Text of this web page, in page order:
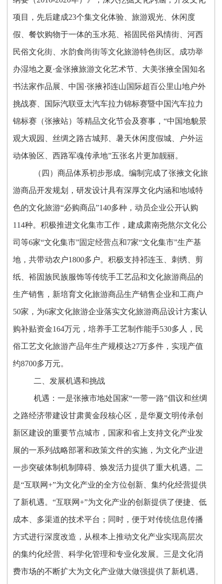
项目，先后建成23个集文化体验、旅游观光、休闲度
假、餐饮购物于一体的玉水苑、裕固民俗风情街、河西
民俗文化街、水韵食尚街等文化旅游特色街区。成功举
办湿地之夏·金张掖旅游文化艺术节、大美张掖全国知名
书法家作品展、中国·张掖祁连山国际超百公里山地户外
挑战赛、国际汽联亚太汽车拉力锦标赛暨中国汽车拉力
锦标赛（张掖站）等精品文化节会及赛事，“中国地貌景
观大观园、丝绸之路古城邦、暑天休闲度假城、户外运
动体验区、西路军魂传承地”五张名片更加靓丽。
（四）商品体系初步形成。编制完成了张掖文化旅
游商品开发规划，研发设计具有深厚文化内涵和地域特
色的文化旅游“必购商品”140多种，动员企业公开认购
114种。积极推进文化集市工作，建成肃南尧熬尔文化公
司等6家“文化集市”固定经营点和7家“文化集市”生产基
地，共带动农户1800多户。积极支持祁连玉、刺绣、剪
纸、裕固族民族服饰等传统手工艺品和文化旅游商品的
生产销售，新培育文化旅游商品生产销售企业和工商户
50家，为6家文化旅游企业落实文化旅游商品设计方案认
购补贴资金164万元，培养手工艺制作能手530多人，民
俗工艺文化旅游产品年生产规模达27万多件，实现产值
约8700多万元。
二、发展机遇和挑战
机遇：一是张掖市地处国家“一带一路”倡议和丝绸
之路经济带建设甘肃黄金段核心区，是华夏文明传承创
新区建设的重要节点城市，国家和省上支持文化产业发
展的一系列战略部署和政策文件的实施，为文化产业进
一步突破体制机制障碍、焕发活力提供了重大机遇。二
是“互联网+”为文化产业的全方位创新、集约化经营提供
了新机遇。“互联网+”为文化产业的创新提供了便捷、低
成本、多渠道的技术平台；同时，便于对传统信息传播
方式进行深度改造，从根本上推动文化产业实现高层次
的集约化经营、科学化管理和专业化发展。三是文化消
费市场的不断扩大为文化产业做大做强提供了新机遇。